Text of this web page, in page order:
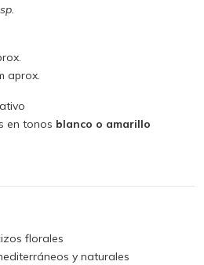
aprox.
en tonos blanco o amarillo
florales
y naturales